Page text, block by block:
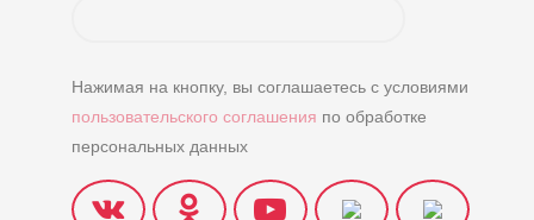
Нажимая на кнопку, вы соглашаетесь с условиями
пользовательского соглашения по обработке
персональных данных